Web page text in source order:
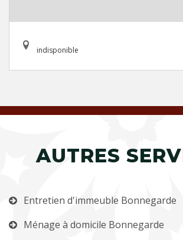
indisponible
AUTRES
Entretien d'immeuble Bonnegarde
Ménage à domicile Bonnegarde